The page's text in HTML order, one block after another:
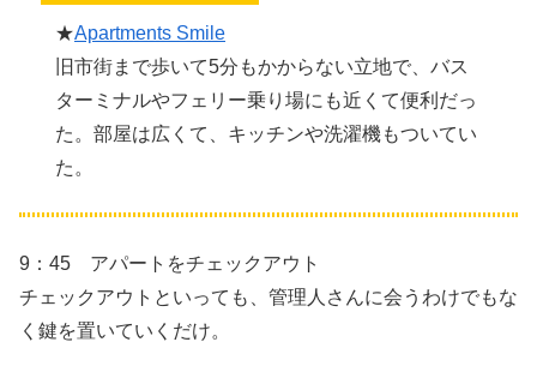
★Apartments Smile
旧市街まで歩いて5分もかからない立地で、バス
ターミナルやフェリー乗り場にも近くて便利だっ
た。部屋は広くて、キッチンや洗濯機もついてい
た。
9：45 アパートをチェックアウト
チェックアウトといっても、管理人さんに会うわけでもな
く鍵を置いていくだけ。